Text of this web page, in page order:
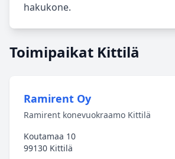
hakukone.
Toimipaikat Kittilä
Ramirent Oy
Ramirent konevuokraamo Kittilä
Koutamaa 10
99130 Kittilä